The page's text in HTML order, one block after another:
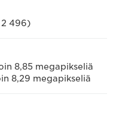
2 496)
8,85 megapikseliä
8,29 megapikseliä